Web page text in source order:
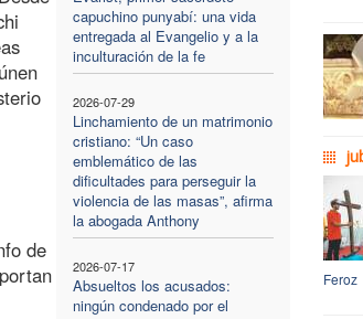
capuchino punyabí: una vida
entregada al Evangelio y a la
inculturación de la fe
2026-07-29
Linchamiento de un matrimonio
cristiano: “Un caso
emblemático de las
dificultades para perseguir la
violencia de las masas”, afirma
la abogada Anthony
2026-07-17
Absueltos los acusados:
ningún condenado por el
de
Feroz